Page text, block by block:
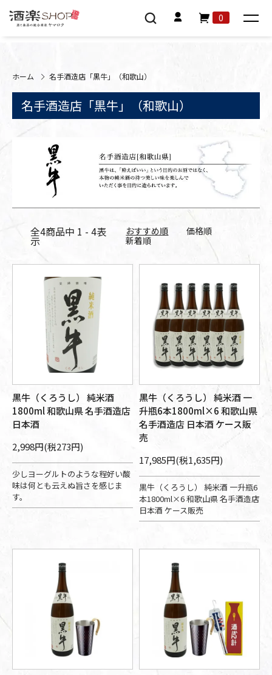
0
ホーム 名手酒造店「黒牛」（和歌山）
名手酒造店「黒牛」（和歌山）
全4商品中 1 - 4表
示
おすすめ順
価格順
新着順
黒牛（くろうし） 純米酒
1800ml 和歌山県 名手酒造店
日本酒
2,998円(税273円)
少しヨーグルトのような程好い酸
味は何とも云えぬ旨さを感じま
す。
黒牛（くろうし） 純米酒 一
升瓶6本1800ml×6 和歌山県
名手酒造店 日本酒 ケース販
売
17,985円(税1,635円)
黒牛（くろうし） 純米酒 一升瓶6
本1800ml×6 和歌山県 名手酒造店
日本酒 ケース販売